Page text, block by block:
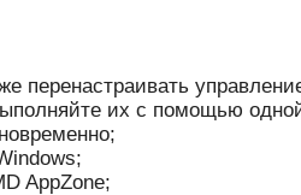
перенастраивать
их с помощью
AppZone;